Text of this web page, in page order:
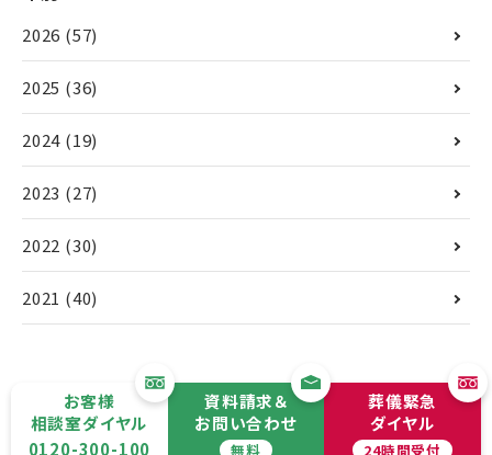
2026 (57)
2025 (36)
2024 (19)
2023 (27)
2022 (30)
2021 (40)
お客様
相談室ダイヤル
0120-300-100
資料請求＆
お問い合わせ
無料
葬儀緊急
ダイヤル
24時間受付